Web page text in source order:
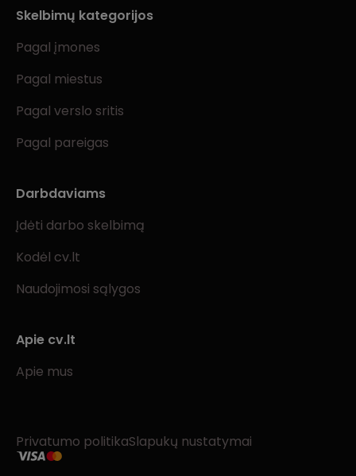
Skelbimų kategorijos
Pagal įmones
Pagal miestus
Pagal verslo sritis
Pagal pareigas
Darbdaviams
Įdėti darbo skelbimą
Kodėl cv.lt
Naudojimosi sąlygos
Apie cv.lt
Apie mus
Privatumo politikaSlapukų nustatymai